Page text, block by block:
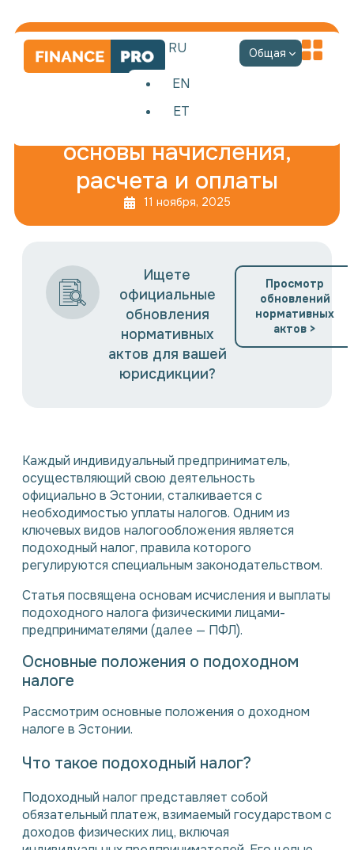
RU
EN
ET
Общая
Подоходный налог:
основы начисления,
расчета и оплаты
11 ноября, 2025
Ищете
официальные
обновления
нормативных
актов для вашей
юрисдикции?
Просмотр
обновлений
нормативных
актов >
Каждый индивидуальный предприниматель,
осуществляющий свою деятельность
официально в Эстонии, сталкивается с
необходимостью уплаты налогов. Одним из
ключевых видов налогообложения является
подоходный налог, правила которого
регулируются специальным законодательством.
Статья посвящена основам исчисления и выплаты
подоходного налога физическими лицами-
предпринимателями (далее — ПФЛ).
Основные положения о подоходном
налоге
Рассмотрим основные положения о доходном
налоге в Эстонии.
Что такое подоходный налог?
Подоходный налог представляет собой
обязательный платеж, взимаемый государством с
доходов физических лиц, включая